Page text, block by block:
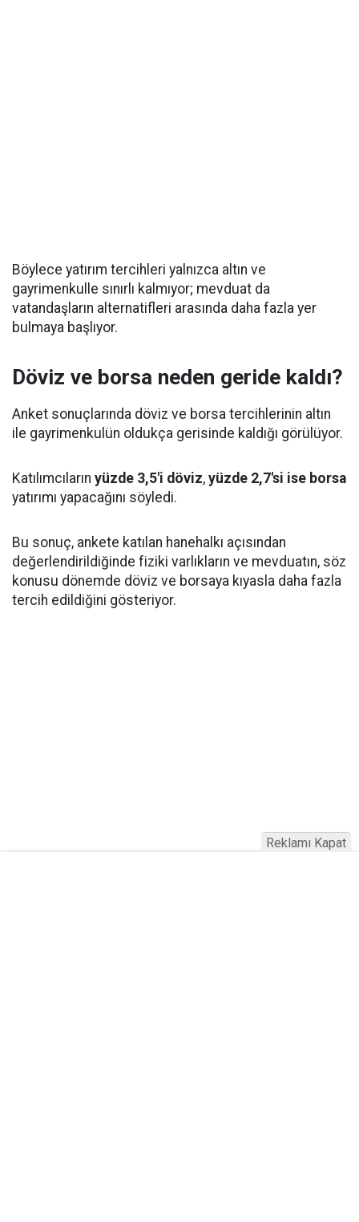
Böylece yatırım tercihleri yalnızca altın ve
gayrimenkulle sınırlı kalmıyor; mevduat da
vatandaşların alternatifleri arasında daha fazla yer
bulmaya başlıyor.
Döviz ve borsa neden geride kaldı?
Anket sonuçlarında döviz ve borsa tercihlerinin altın
ile gayrimenkulün oldukça gerisinde kaldığı görülüyor.
Katılımcıların yüzde 3,5'i döviz, yüzde 2,7'si ise borsa
yatırımı yapacağını söyledi.
Bu sonuç, ankete katılan hanehalkı açısından
değerlendirildiğinde fiziki varlıkların ve mevduatın, söz
konusu dönemde döviz ve borsaya kıyasla daha fazla
tercih edildiğini gösteriyor.
Reklamı Kapat